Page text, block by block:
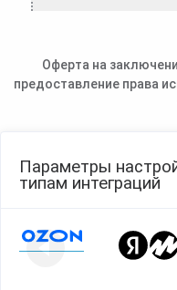
Оферта на
предоставление права
Параметры
типам интеграций